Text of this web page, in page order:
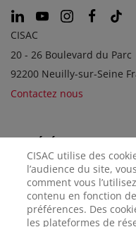
CISAC
20 - 26 Boulevard du Parc
92200 Neuilly-sur-Seine
Contactez nous
SOCIÉTÉS SOEURS
CISAC utilise des
l’audience du site,
comment vous
contenu en fonction
préférences. Des
les plateformes de